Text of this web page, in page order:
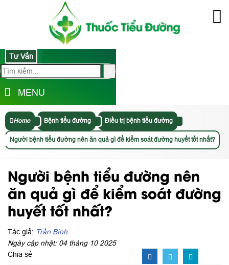
Tư Vấn
MENU
Home Bệnh tiểu đường Điều trị bệnh tiểu đường
Người bệnh tiểu đường nên ăn quả gì để kiểm soát đường huyết tốt nhất?
Người bệnh tiểu đường nên
ăn quả gì để kiểm soát đường
huyết tốt nhất?
Tác giả: Trần Bình
Ngày cập nhật: 04 tháng 10 2025
Chia sẻ